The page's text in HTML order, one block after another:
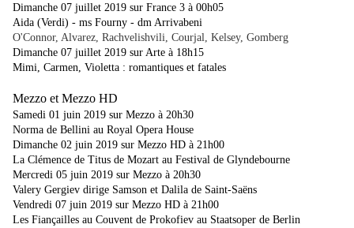
Dimanche 07 juillet 2019 sur France 3 à 00h05
Aida (Verdi) - ms Fourny - dm Arrivabeni
O'Connor, Alvarez, Rachvelishvili, Courjal, Kelsey, Gomberg
Dimanche 07 juillet 2019 sur Arte à 18h15
Mimi, Carmen, Violetta : romantiques et fatales
Mezzo et Mezzo HD
Samedi 01 juin 2019 sur Mezzo à 20h30
Norma de Bellini au Royal Opera House
Dimanche 02 juin 2019 sur Mezzo HD à 21h00
La Clémence de Titus de Mozart au Festival de Glyndebourne
Mercredi 05 juin 2019 sur Mezzo à 20h30
Valery Gergiev dirige Samson et Dalila de Saint-Saëns
Vendredi 07 juin 2019 sur Mezzo HD à 21h00
Les Fiançailles au Couvent de Prokofiev au Staatsoper de Berlin